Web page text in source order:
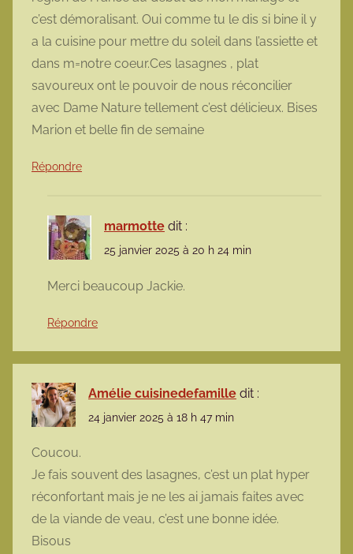
c’est démoralisant. Oui comme tu le dis si bine il y
a la cuisine pour mettre du soleil dans l’assiette et
dans m=notre coeur.Ces lasagnes , plat
savoureux ont le pouvoir de nous réconcilier
avec Dame Nature tellement c’est délicieux. Bises
Marion et belle fin de semaine
Répondre
marmotte dit :
25 janvier 2025 à 20 h 24 min
Merci beaucoup Jackie.
Répondre
Amélie cuisinedefamille dit :
24 janvier 2025 à 18 h 47 min
Coucou.
Je fais souvent des lasagnes, c’est un plat hyper
réconfortant mais je ne les ai jamais faites avec
de la viande de veau, c’est une bonne idée.
Bisous